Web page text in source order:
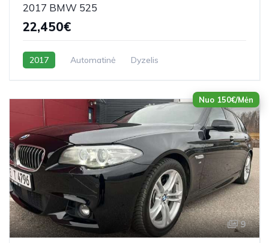
2017 BMW 525
22,450€
2017 Automatinė Dyzelis
Nuo 150€/Mėn
9